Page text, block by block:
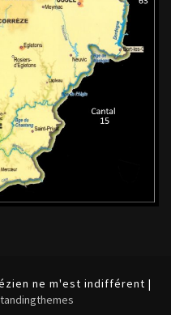
ne m'est indifférent |